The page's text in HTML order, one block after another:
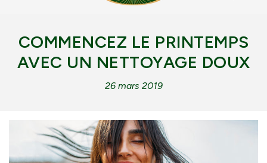
COMMENCEZ LE PRINTEMPS
AVEC UN NETTOYAGE DOUX
26 mars 2019